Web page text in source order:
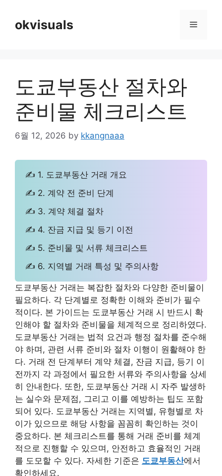
contentokvisuals Menu
도쿄부동산 절차와
준비물 체크리스트
6월 12, 2026 by kkangnaaa
✍ 1. 도쿄부동산 거래 개요
✍ 2. 계약 전 준비 단계
✍ 3. 계약 체결 절차
✍ 4. 잔금 지급 및 등기 이전
✍ 5. 준비물 및 서류 체크리스트
✍ 6. 지역별 거래 특성 및 주의사항
도쿄부동산 거래는 복잡한 절차와 다양한 준비물이
필요하다. 각 단계별로 정확한 이해와 준비가 필수
적이다. 본 가이드는 도쿄부동산 거래 시 반드시 확
인해야 할 절차와 준비물을 체계적으로 정리하였다.
도쿄부동산 거래는 법적 요건과 행정 절차를 준수해
야 하며, 관련 서류 준비와 절차 이행이 원활해야 한
다. 거래 전 단계부터 계약 체결, 잔금 지급, 등기 이
전까지 각 과정에서 필요한 서류와 주의사항을 상세
히 안내한다. 또한, 도쿄부동산 거래 시 자주 발생하
는 실수와 문제점, 그리고 이를 예방하는 팁도 포함
되어 있다. 도쿄부동산 거래는 지역별, 유형별로 차
이가 있으므로 해당 사항을 꼼꼼히 확인하는 것이
중요하다. 본 체크리스트를 통해 거래 준비를 체계
적으로 진행할 수 있으며, 안전하고 효율적인 거래
를 도모할 수 있다. 자세한 기준은 도쿄부동산에서
확인하세요.